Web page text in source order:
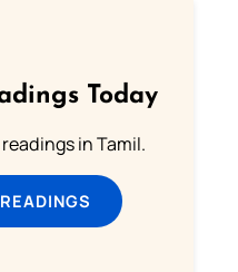
Today
in Tamil.